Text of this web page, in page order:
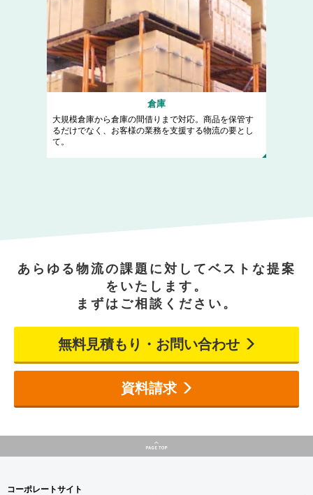
倉庫
大規模倉庫から倉庫の間借りまで対応。商品を保管す
るだけでなく、お客様の業務を支援する物流の要とし
て。
あらゆる物流の課題に対してベストな提案
をいたします。
まずはご相談ください。
無料見積もり・お問い合わせ
資料請求
コーポレートサイト